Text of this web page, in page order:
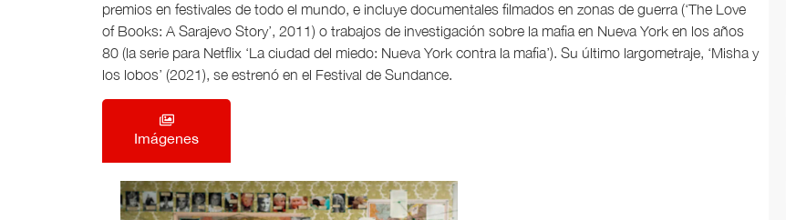
premios en festivales de todo el mundo, e incluye documentales filmados en zonas de guerra (‘The Love
of Books: A Sarajevo Story’, 2011) o trabajos de investigación sobre la mafia en Nueva York en los años
80 (la serie para Netflix ‘La ciudad del miedo: Nueva York contra la mafia’). Su último largometraje, ‘Misha y
los lobos’ (2021), se estrenó en el Festival de Sundance.
Imágenes